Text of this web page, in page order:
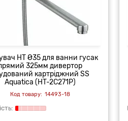
HT Ø35 для ванни гусак
325мм дивертор
картріджний SS
Aquatica (HT-2C271P)
14493-18